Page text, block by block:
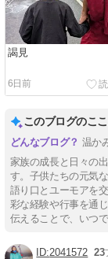
謁見
6日前
このブログのこ
温か
家族の成長と日々の
す。子供たちの元気
語り口とユーモアを
彩な経験や行事を通
伝えることで、いつ
2041572 23